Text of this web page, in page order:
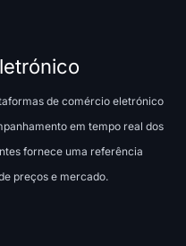
de comércio eletrónico
em tempo real dos
fornece uma referência
preços e mercado.